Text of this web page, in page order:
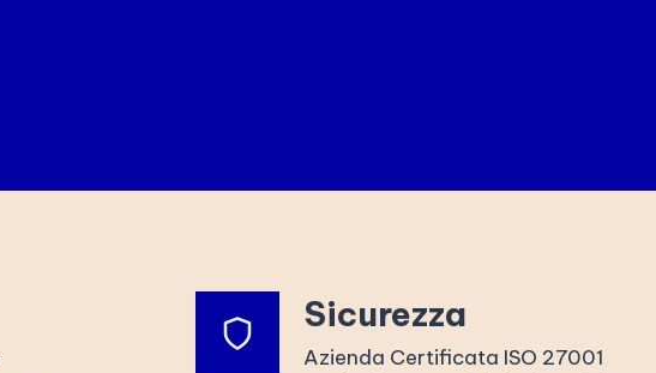
Sicurezza
Azienda Certificata ISO 27001